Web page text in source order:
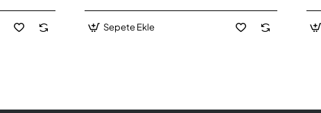
Sepete Ekle